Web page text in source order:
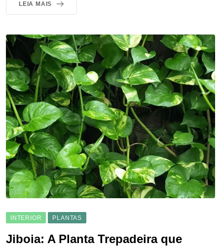
LEIA MAIS
INTERIOR PLANTAS
Jiboia: A Planta Trepadeira que